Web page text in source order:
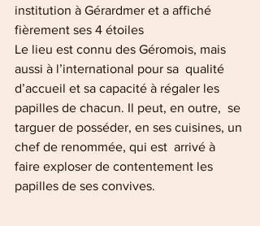
institution à Gérardmer et a affiché
fièrement ses 4 étoiles
Le lieu est connu des Géromois, mais
aussi à l’international pour sa  qualité
d’accueil et sa capacité à régaler les
papilles de chacun. Il peut, en outre,  se
targuer de posséder, en ses cuisines, un
chef de renommée, qui est  arrivé à
faire exploser de contentement les
papilles de ses convives.